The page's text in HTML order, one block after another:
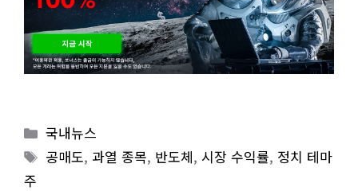
Categories
국내뉴스
Tags
공매도, 과열 종목, 반도체, 시장 수익률, 정치 테마
주